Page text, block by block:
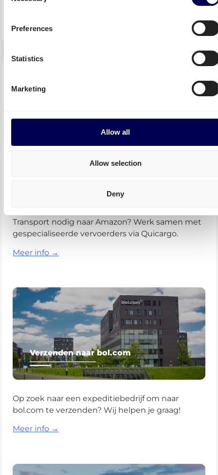
Preferences
Statistics
Marketing
Allow all
Allow selection
Deny
E-commerce Logistiek
Transport nodig naar Amazon? Werk samen met
gespecialiseerde vervoerders via Quicargo.
Meer info →
Verzenden naar bol.com
Op zoek naar een expeditiebedrijf om naar
bol.com te verzenden? Wij helpen je graag!
Meer info →